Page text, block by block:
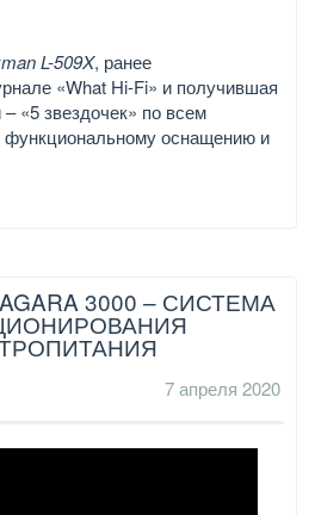
L-509X, ранее
«What Hi-Fi» и получившая
«5 звездочек» по всем
функциональному оснащению и
3000 – СИСТЕМА
7 апреля 2020